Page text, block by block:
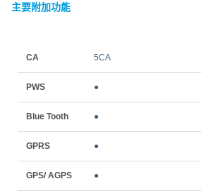
主要附加功能
CA 5CA
PWS ●
Blue Tooth ●
GPRS ●
GPS/ AGPS ●